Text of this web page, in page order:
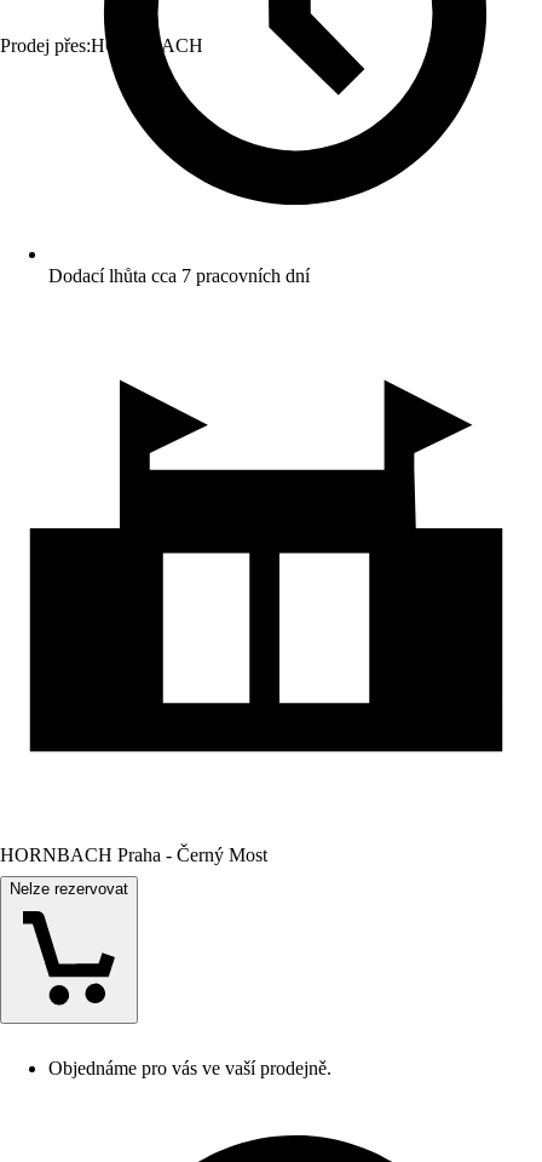
Prodej přes:HORNBACH
Dodací lhůta cca 7 pracovních dní
HORNBACH Praha - Černý Most
Nelze rezervovat
Objednáme pro vás ve vaší prodejně.